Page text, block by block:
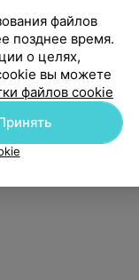
файлов
позднее время.
о целях,
вы можете
файлов cookie